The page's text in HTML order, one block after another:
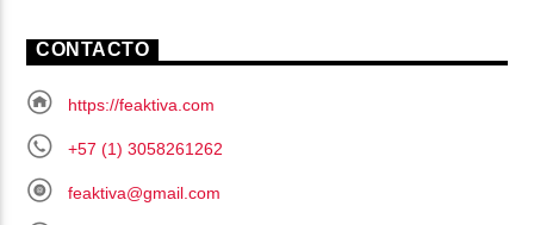
CONTACTO
https://feaktiva.com
+57 (1) 3058261262
feaktiva@gmail.com